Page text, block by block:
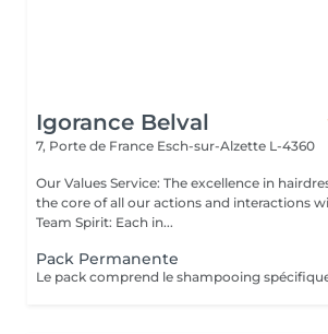
Igorance Belval
7, Porte de France Esch-sur-Alzette L-4360
Our Values Service: The excellence in hairdressing service is at
the core of all our actions and interactions
Team Spirit: Each in...
Pack Permanente